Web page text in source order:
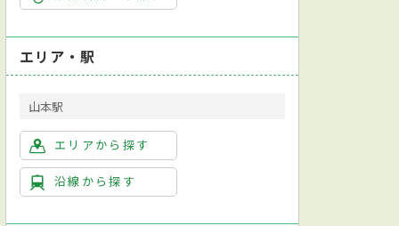
エリア・駅
山本駅
エリアから探す
沿線から探す